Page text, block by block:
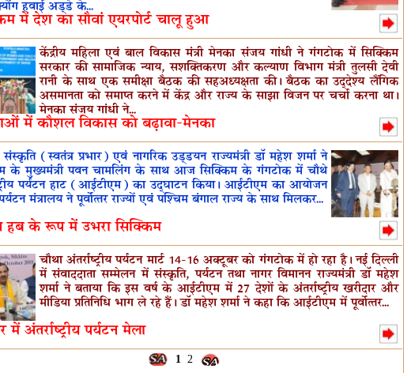
हवाई अड्डे के...
में देश का सौवां एयरपोर्ट चालू हुआ
केंद्रीय महिला एवं बाल विकास मंत्री मेनका संजय गांधी ने गंगटोक में सिक्‍किम
सरकार की सामाजिक न्‍याय, सशक्‍तिकरण और कल्‍याण विभाग मंत्री तुलसी देवी
रानी के साथ एक समीक्षा बैठक की सहअध्‍यक्षता की। बैठक का उद्देश्‍य लैंगिक
असमानता को समाप्‍त करने में केंद्र और राज्‍य के साझा विजन पर चर्चा करना था।
मेनका संजय गांधी ने...
में कौशल विकास को बढ़ावा-मेनका
संस्कृति (स्‍वतंत्र प्रभार) एवं नागरिक उड्डयन राज्यमंत्री डॉ महेश शर्मा ने
के मुख्‍यमंत्री पवन चामलिंग के साथ आज सिक्‍किम के गंगटोक में चौथे
पर्यटन हाट (आईटीएम) का उद्घाटन किया। आईटीएम का आयोजन
मंत्रालय ने पूर्वोत्‍तर राज्‍यों एवं पश्‍चिम बंगाल राज्‍य के साथ मिलकर...
हब के रूप में उभरा सिक्किम
चौथा अंतर्राष्‍ट्रीय पर्यटन मार्ट 14-16 अक्‍टूबर को गंगटोक में हो रहा है। नई दिल्‍ली
में संवाददाता सम्‍मेलन में संस्‍कृति, पर्यटन तथा नागर विमानन राज्‍यमंत्री डॉ महेश
शर्मा ने बताया कि इस वर्ष के आईटीएम में 27 देशों के अंतर्राष्‍ट्रीय खरीदार और
मीडिया प्रतिनिधि भाग ले रहे हैं। डॉ महेश शर्मा ने कहा कि आईटीएम में पूर्वोत्‍तर...
में अंतर्राष्‍ट्रीय पर्यटन मेला
1 2